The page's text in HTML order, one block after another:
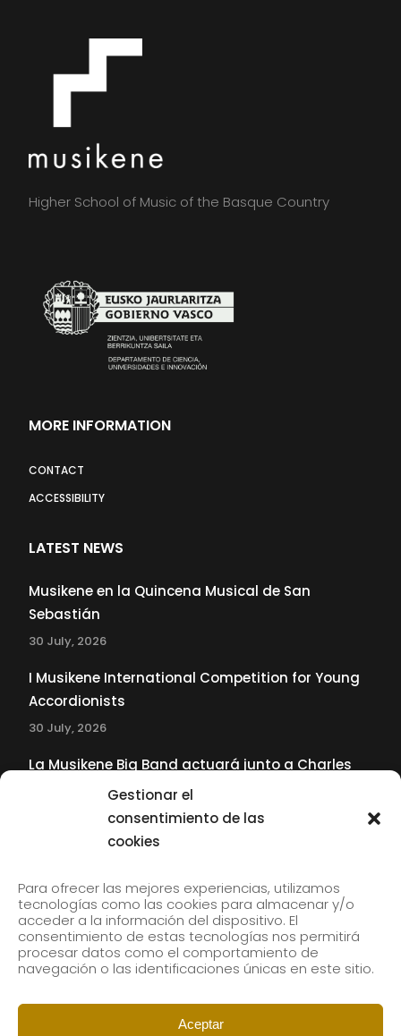
Gestionar el
consentimiento de las
cookies
Para ofrecer las mejores experiencias, utilizamos
tecnologías como las cookies para almacenar y/o
acceder a la información del dispositivo. El
consentimiento de estas tecnologías nos permitirá
procesar datos como el comportamiento de
navegación o las identificaciones únicas en este sitio.
Aceptar
Higher School of Music of the Basque Country
MORE INFORMATION
CONTACT
ACCESSIBILITY
LATEST NEWS
Musikene en la Quincena Musical de San
Sebastián
30 July, 2026
I Musikene International Competition for Young
Accordionists
30 July, 2026
La Musikene Big Band actuará junto a Charles
Tolliver en el 61 Jazzaldia
Subscribe to our newsletter to receive our news by
email.